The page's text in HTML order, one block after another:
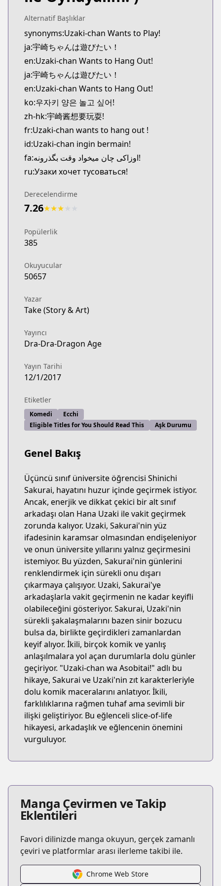
Official Raw
https://comic-walker.com/detail/KC_004657_S
Kitsu
Kitsu
https://kitsu.app/manga/41168
MangaUpdates
MangaUpdates
https://www.mangaupdates.com/
Book☆Walker
Book☆Walker
https://bookwalker.jp/series/166064/list
Alternatif Başlıklar
synonyms:Uzaki-chan Wants to Play!
ja:宇崎ちゃんは遊びたい！
en:Uzaki-chan Wants to Hang Out!
ja:宇崎ちゃんは遊びたい！
en:Uzaki-chan Wants to Hang Out!
ko:우자키 양은 놀고 싶어!
zh-hk:宇崎酱想要玩耍!
fr:Uzaki-chan wants to hang out !
id:Uzaki-chan ingin bermain!
fa:اوزاکی چان میخواد وقت بگذرونه!
ru:Узаки хочет тусоваться!
Derecelendirme
7.26★★★
Popülerlik
385
Okuyucular
50657
Yazar
Take (Story & Art)
Yayıncı
Dra-Dra-Dragon Age
Yayın Tarihi
12/1/2017
Etiketler
Komedi
Ecchi
Eligible Titles for You Should Read This
Aşk Durumu
Genel Bakış
Üçüncü sınıf üniversite öğrencisi Shinichi
Sakurai, hayatını huzur içinde geçirmek istiyor.
Ancak, enerjik ve dikkat çekici bir alt sınıf
arkadaşı olan Hana Uzaki ile vakit geçirmek
zorunda kalıyor. Uzaki, Sakurai'nin yüz
ifadesinin karamsar olmasından endişeleniyor
ve onun üniversite yıllarını yalnız geçirmesini
istemiyor. Bu yüzden, Sakurai'nin günlerini
renklendirmek için sürekli onu dışarı
çıkarmaya çalışıyor. Uzaki, Sakurai'ye
arkadaşlarla vakit geçirmenin ne kadar keyifli
olabileceğini gösteriyor. Sakurai, Uzaki'nin
sürekli şakalaşmalarını bazen sinir bozucu
bulsa da, birlikte geçirdikleri zamanlardan
keyif alıyor. İkili, birçok komik ve yanlış
anlaşılmalara yol açan durumlarla dolu günler
geçiriyor. "Uzaki-chan wa Asobitai!" adlı bu
hikaye, Sakurai ve Uzaki'nin zıt karakterleriyle
dolu komik maceralarını anlatıyor. İkili,
farklılıklarına rağmen tuhaf ama sevimli bir
ilişki geliştiriyor. Bu eğlenceli slice-of-life
hikayesi, arkadaşlık ve eğlencenin önemini
vurguluyor.
Manga Çevirmen ve Takip
Eklentileri
Favori dilinizde manga okuyun, gerçek zamanlı
çeviri ve platformlar arası ilerleme takibi ile.
Chrome Web Store